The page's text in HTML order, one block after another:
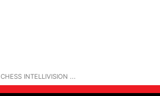
CHESS INTELLIVISION ...